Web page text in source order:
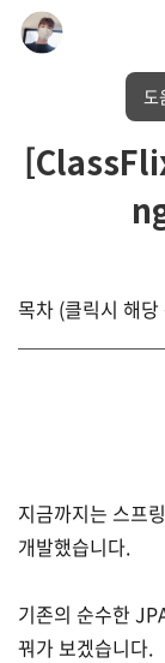
목차 (클릭시 해
지금까지는 스프
개발했습니다.
기존의 순수한
꿔가 보겠습니다.
도